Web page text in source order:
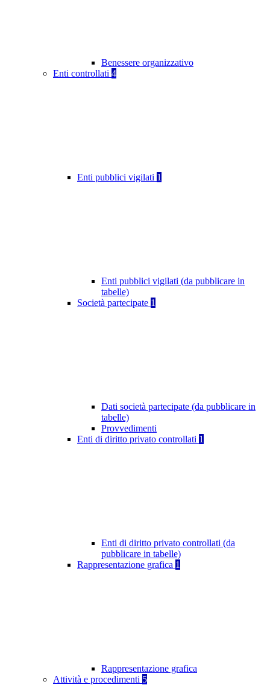
Benessere organizzativo
Enti controllati 4
Enti pubblici vigilati 1
Enti pubblici vigilati (da pubblicare in
tabelle)
Società partecipate 1
Dati società partecipate (da pubblicare in
tabelle)
Provvedimenti
Enti di diritto privato controllati 1
Enti di diritto privato controllati (da
pubblicare in tabelle)
Rappresentazione grafica 1
Rappresentazione grafica
Attività e procedimenti 5